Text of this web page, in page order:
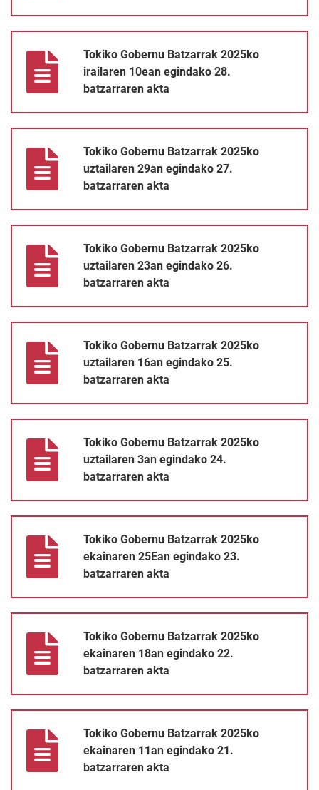
Tokiko Gobernu Batzarrak 2025ko
irailaren 10ean egindako 28.
batzarraren akta
Tokiko Gobernu Batzarrak 2025ko
uztailaren 29an egindako 27.
batzarraren akta
Tokiko Gobernu Batzarrak 2025ko
uztailaren 23an egindako 26.
batzarraren akta
Tokiko Gobernu Batzarrak 2025ko
uztailaren 16an egindako 25.
batzarraren akta
Tokiko Gobernu Batzarrak 2025ko
uztailaren 3an egindako 24.
batzarraren akta
Tokiko Gobernu Batzarrak 2025ko
ekainaren 25Ean egindako 23.
batzarraren akta
Tokiko Gobernu Batzarrak 2025ko
ekainaren 18an egindako 22.
batzarraren akta
Tokiko Gobernu Batzarrak 2025ko
ekainaren 11an egindako 21.
batzarraren akta